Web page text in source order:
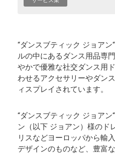
“ダンスブティック ジョア
ルの中にあるダンス用品専
やかで優雅な社交ダンス用
わせるアクセサリーやダン
ィスプレイされています。
“ダンスブティック ジョア
ン（以下 ジョアン）様のド
リスなどヨーロッパから輸
デザインのものなど、豊富